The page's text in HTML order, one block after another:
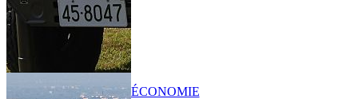
ÉCONOMIE